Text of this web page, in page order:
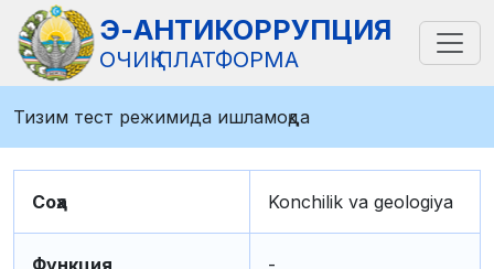
Э-АНТИКОРРУПЦИЯ
ОЧИҚ ПЛАТФОРМА
Тизим тест режимида ишламоқда
Соҳа Konchilik va geologiya
Функция -